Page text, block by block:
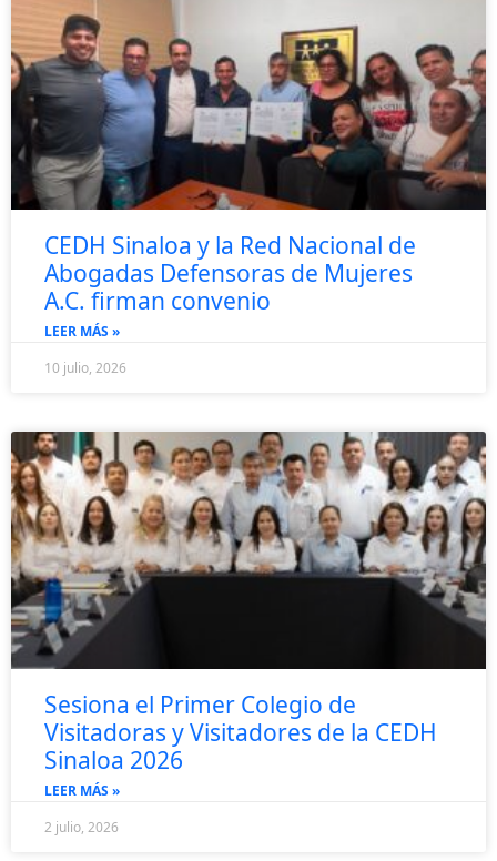
CEDH Sinaloa y la Red Nacional de
Abogadas Defensoras de Mujeres
A.C. firman convenio
LEER MÁS »
10 julio, 2026
Sesiona el Primer Colegio de
Visitadoras y Visitadores de la CEDH
Sinaloa 2026
LEER MÁS »
2 julio, 2026